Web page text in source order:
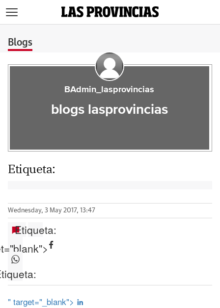
Blogs
BAdmin_lasprovincias
blogs lasprovincias
Etiqueta:
Wednesday, 3 May 2017, 13:47
Etiqueta:
" target="_blank">